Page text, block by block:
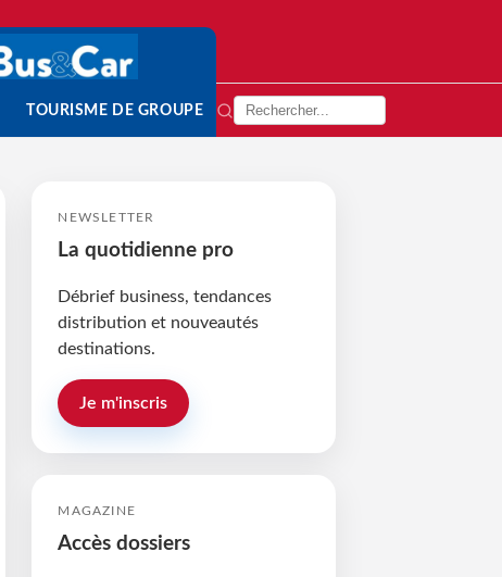
TOURISME DE GROUPE
NEWSLETTER
La quotidienne pro
Débrief business, tendances
distribution et nouveautés
destinations.
Je m'inscris
MAGAZINE
Accès dossiers